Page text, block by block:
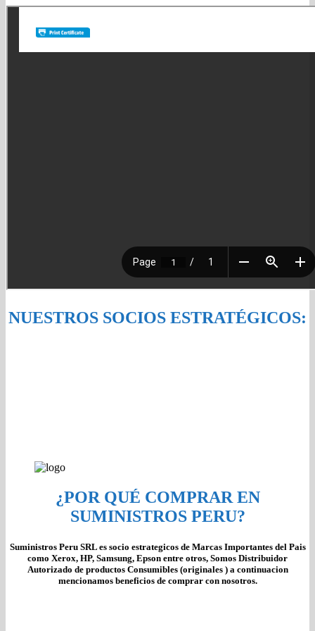
NUESTROS SOCIOS ESTRATÉGICOS:
¿POR QUÉ COMPRAR EN
SUMINISTROS PERU?
Suministros Peru SRL es socio estrategicos de Marcas Importantes del Pais
como Xerox, HP, Samsung, Epson entre otros, Somos Distribuidor
Autorizado de productos Consumibles (originales ) a continuacion
mencionamos beneficios de comprar con nosotros.